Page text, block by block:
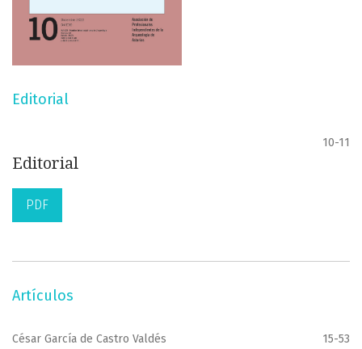
Editorial
10-11
Editorial
PDF
Artículos
César García de Castro Valdés 15-53